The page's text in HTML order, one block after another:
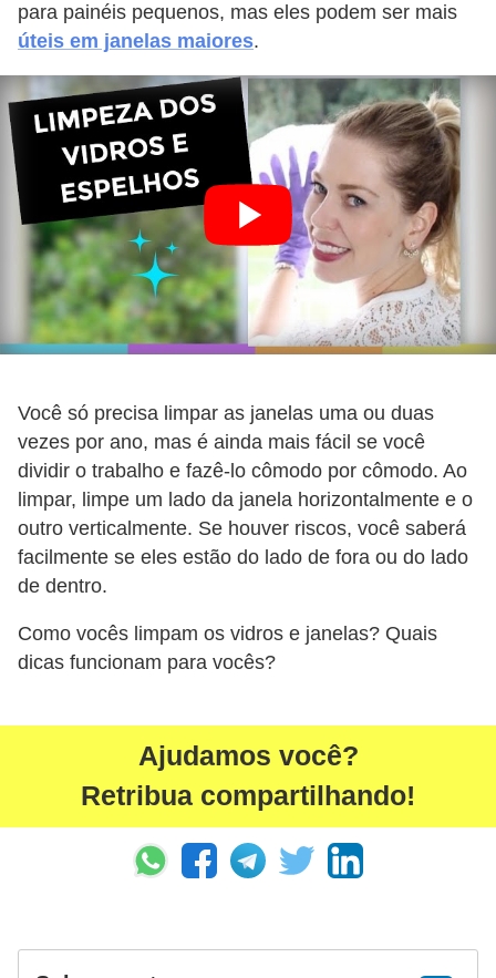
para painéis pequenos, mas eles podem ser mais
úteis em janelas maiores.
Você só precisa limpar as janelas uma ou duas
vezes por ano, mas é ainda mais fácil se você
dividir o trabalho e fazê-lo cômodo por cômodo. Ao
limpar, limpe um lado da janela horizontalmente e o
outro verticalmente. Se houver riscos, você saberá
facilmente se eles estão do lado de fora ou do lado
de dentro.
Como vocês limpam os vidros e janelas? Quais
dicas funcionam para vocês?
Ajudamos você?
Retribua compartilhando!